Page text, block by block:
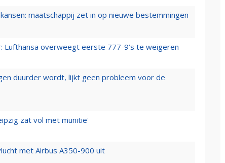
maatschappij zet in op nieuwe bestemmingen
Lufthansa overweegt eerste 777-9’s te weigeren
duurder wordt, lijkt geen probleem voor de
zat vol met munitie'
met Airbus A350-900 uit